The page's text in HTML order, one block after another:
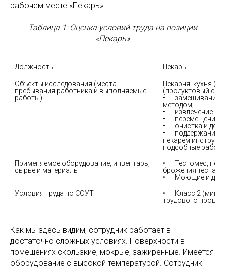
рабочем месте «Пекарь».
Таблица 1: Оценка условий труда на позиции
«Пекарь»
Должность Пекарь
Объекты исследования (места
пребывания работника и выполняемые
Пекарня: кухня
(продуктовый
•	замешивание теста ручным или механизированным
методом;
•	извлечение приготовленной продукции из печей и камер;
•	перемещение продукции в тару;
•	очистка и дезинфицирование оборудования;
•	поддержание рабочего места и закрепленных за
пекарем
Применяемое оборудование, инвентарь,
сырье и материалы
•	Тестомес, печь, расстоечный шкаф (оборудование для
брожения теста);
Условия труда по СОУТ •	Класс 2 (микроклимат, световая среда, тяжесть
Как мы здесь видим, сотрудник работает в
достаточно сложных условиях. Поверхности в
помещениях скользкие, мокрые, зажиренные. Имеется
оборудование с высокой температурой. Сотрудник